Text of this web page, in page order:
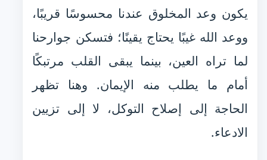
يكون وعد المخلوق عندنا محسوسًا قريبًا،
ووعد الله غيبًا يحتاج يقينًا؛ فتسكن جوارحنا
لما تراه العين، بينما يبقى القلب مرتبكًا
أمام ما يطلب منه الإيمان. وهنا تظهر
الحاجة إلى إصلاح التوكل، لا إلى تزيين
الادعاء.